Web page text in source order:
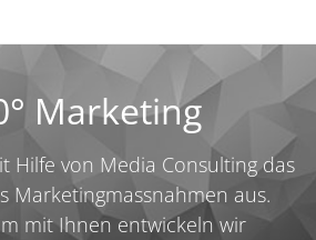
Marketing
Hilfe von Media Consulting das
Marketingmassnahmen aus.
mit Ihnen entwickeln wir